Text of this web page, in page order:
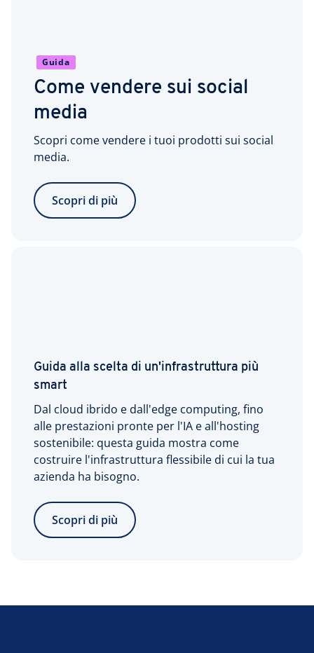
Guida
Come vendere sui social
media
Scopri come vendere i tuoi prodotti sui social
media.
Scopri di più
Guida alla scelta di un'infrastruttura più
smart
Dal cloud ibrido e dall'edge computing, fino
alle prestazioni pronte per l'IA e all'hosting
sostenibile: questa guida mostra come
costruire l'infrastruttura flessibile di cui la tua
azienda ha bisogno.
Scopri di più